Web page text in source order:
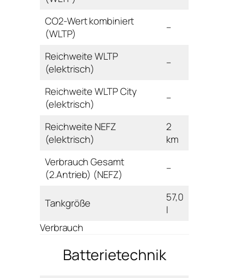
CO2-Wert kombiniert
(WLTP)
–
Reichweite WLTP
(elektrisch)
–
Reichweite WLTP City
(elektrisch)
–
Reichweite NEFZ
(elektrisch)
2
km
Verbrauch Gesamt
(2.Antrieb) (NEFZ)
–
Tankgröße
57,0
l
Verbrauch
Batterietechnik